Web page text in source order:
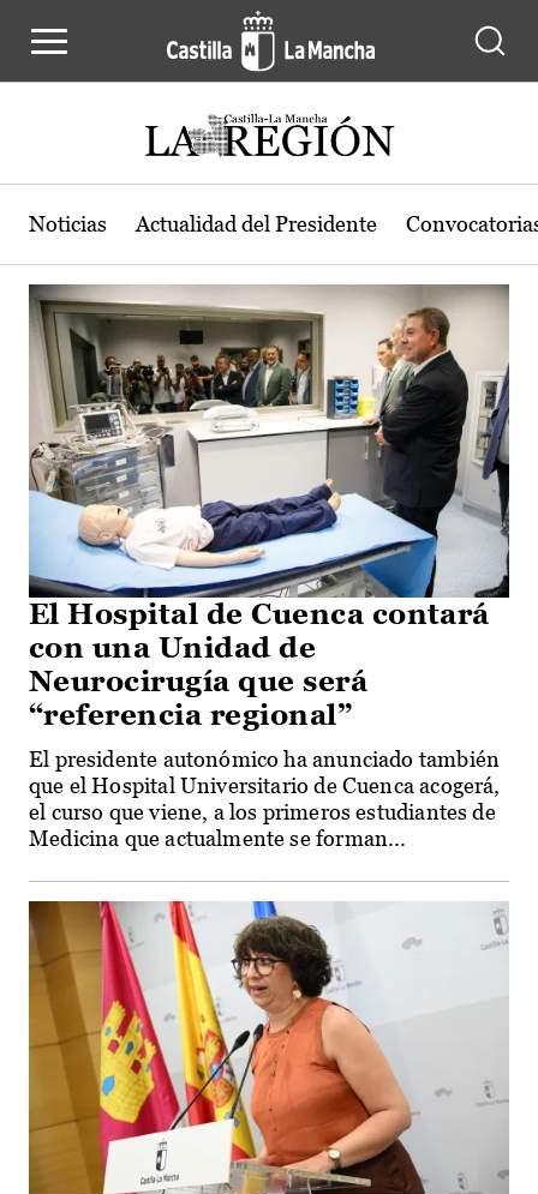
Actualidad de la región de Castilla-
Noticias Actualidad del Presidente
El Hospital de Cuenca contará
con una Unidad de
Neurocirugía que será
“referencia regional”
El presidente autonómico ha anunciado también
que el Hospital Universitario de Cuenca acogerá,
el curso que viene, a los primeros estudiantes de
Medicina que actualmente se forman...